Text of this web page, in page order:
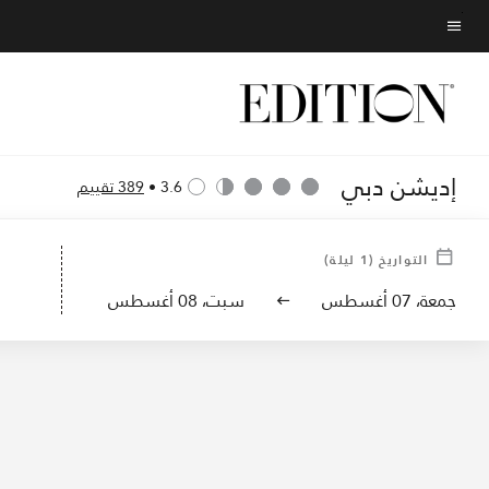
Skip
to
main
content
نص القائمة
إديشن دبي 3.6
•389 تقييم
التواريخ (
1 ليلة)
جمعة، 07 أغسطس سبت، 08 أغسطس
غرف النزلاء